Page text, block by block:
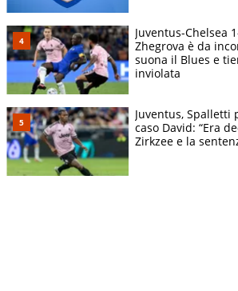
Juventus-Chelsea
Zhegrova è da
suona il Blues e
inviolata
Juventus, Spalletti
caso David: “Era
Zirkzee e la